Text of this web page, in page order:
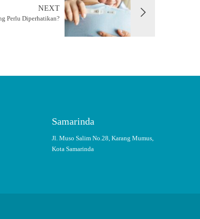
NEXT
Perlu Diperhatikan?
Samarinda
Jl. Muso Salim No.28, Karang Mumus,
Kota Samarinda